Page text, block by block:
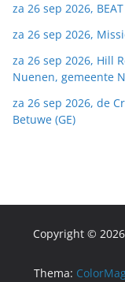
za 26 sep 2026,
za 26 sep 2026,
za 26 sep 2026, Hill
Nuenen, gemeente
za 26 sep 2026, de
Betuwe (GE)
Copyright © 2026
Thema: